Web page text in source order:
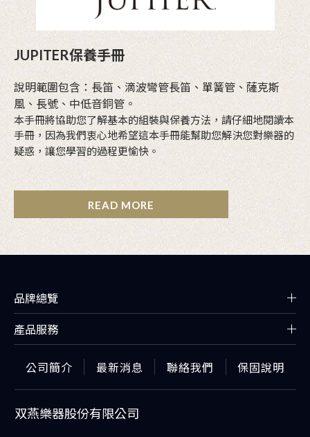
JUPITER保養手冊
說明範圍包含：長笛、滴波彎管長笛、單簧管、薩克斯
風、長號、中低音銅管。
本手冊將協助您了解基本的組裝與保養方法，請仔細地閱讀本
手冊，因為我們衷心地希望這本手冊能幫助您解決您對樂器的
疑惑，讓您學習的過程更愉快。
READ MORE
品牌總覽
產品服務
公司簡介 最新消息 聯絡我們 保固說明
双燕樂器股份有限公司